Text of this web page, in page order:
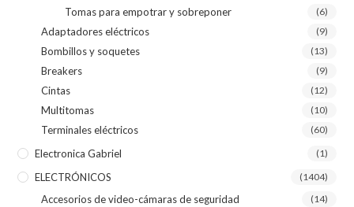
Tomas para empotrar y sobreponer (6)
Adaptadores eléctricos (9)
Bombillos y soquetes (13)
Breakers (9)
Cintas (12)
Multitomas (10)
Terminales eléctricos (60)
Electronica Gabriel (1)
ELECTRÓNICOS (1404)
Accesorios de video-cámaras de seguridad (14)